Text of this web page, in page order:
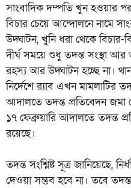
সাংবাদিক দম্পতি খুন হওয়ার
বিচার চেয়ে আন্দোলনে নামে
উদ্ঘাটন, খুনি ধরা থেকে
দীর্ঘ সময়ে শুধু তদন্ত সংস্থা আর
রহস্য আর উদ্ঘাটন হচ্ছে না।
নির্দেশে র‌্যাব এখন মামলাটির
আদালতে তদন্ত প্রতিবেদন জমা
১৭ ফেব্রুয়ারি আদালতে তদন্ত
রয়েছে।
তদন্ত সংশ্নিষ্ট সূত্র জানিয়েছে,
দেওয়া সম্ভব হবে না। তবে